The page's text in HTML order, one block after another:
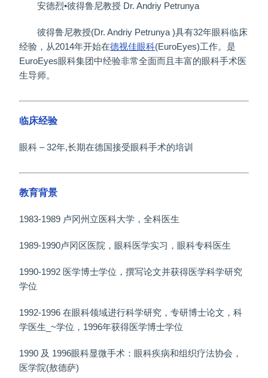
安德烈•彼得鲁尼教授 Dr. Andriy Petrunya
彼得鲁尼教授(Dr. Andriy Petrunya )具有32年眼科临床
经验，从2014年开始在德视佳眼科(EuroEyes)工作。是
EuroEyes眼科集团中经验非常全面而且丰富的眼科手术医
生导师。
临床经验
眼科 – 32年,长期在德国接受眼科手术的培训
教育背景
1983-1989 卢冈州立医科大学，全科医生
1989-1990卢冈区医院，眼科医学实习，眼科专科医生
1990-1992 医学博士学位，撰写论文并获得医学科学研究
学位
1992-1996 在眼科领域进行科学研究，专研博士论文，科
学医生_~学位，1996年获得医学博士学位
1990 及 1996眼科显微手术：眼科疾病和组织疗法协会，
医学院(敖德萨)